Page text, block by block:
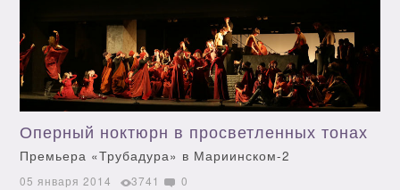
Оперный ноктюрн в просветленных тонах
Премьера «Трубадура» в Мариинском-2
05 января 2014 3741 0